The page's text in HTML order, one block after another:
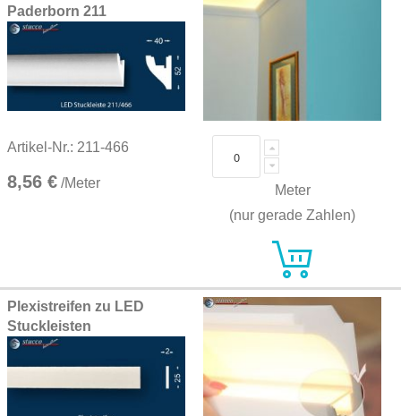
Paderborn 211
Artikel-Nr.: 211-466
8,56 € /Meter
Meter
(nur gerade Zahlen)
Plexistreifen zu LED
Stuckleisten